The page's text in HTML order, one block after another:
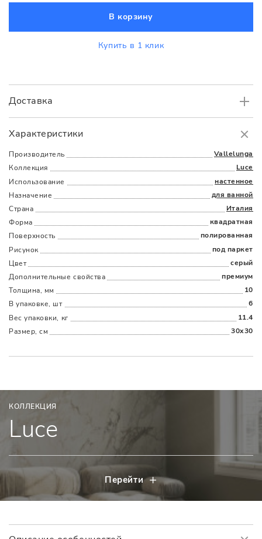
Характеристики
Производитель
Vallelunga
Коллекция
Luce
Использование
настенное
Назначение
для ванной
Страна
Италия
Форма
квадратная
Поверхность
полированная
Рисунок
под паркет
Цвет
серый
Дополнительные cвойства
премиум
Толщина, мм
10
В упаковке, шт
6
Вес упаковки, кг
11.4
Размер, см
30x30
Доставка
Доставка
НаличымиКартойПо счетуДолями
В корзину
Купить в 1 клик
КОЛЛЕКЦИЯ
Luce
Перейти